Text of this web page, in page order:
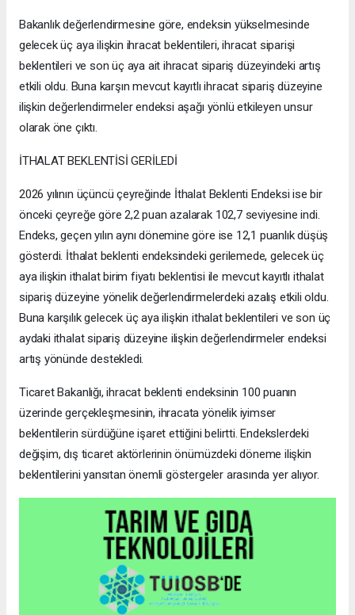
Bakanlık değerlendirmesine göre, endeksin yükselmesinde
gelecek üç aya ilişkin ihracat beklentileri, ihracat siparişi
beklentileri ve son üç aya ait ihracat sipariş düzeyindeki artış
etkili oldu. Buna karşın mevcut kayıtlı ihracat sipariş düzeyine
ilişkin değerlendirmeler endeksi aşağı yönlü etkileyen unsur
olarak öne çıktı.
İTHALAT BEKLENTİSİ GERİLEDİ
2026 yılının üçüncü çeyreğinde İthalat Beklenti Endeksi ise bir
önceki çeyreğe göre 2,2 puan azalarak 102,7 seviyesine indi.
Endeks, geçen yılın aynı dönemine göre ise 12,1 puanlık düşüş
gösterdi. İthalat beklenti endeksindeki gerilemede, gelecek üç
aya ilişkin ithalat birim fiyatı beklentisi ile mevcut kayıtlı ithalat
sipariş düzeyine yönelik değerlendirmelerdeki azalış etkili oldu.
Buna karşılık gelecek üç aya ilişkin ithalat beklentileri ve son üç
aydaki ithalat sipariş düzeyine ilişkin değerlendirmeler endeksi
artış yönünde destekledi.
Ticaret Bakanlığı, ihracat beklenti endeksinin 100 puanın
üzerinde gerçekleşmesinin, ihracata yönelik iyimser
beklentilerin sürdüğüne işaret ettiğini belirtti. Endekslerdeki
değişim, dış ticaret aktörlerinin önümüzdeki döneme ilişkin
beklentilerini yansıtan önemli göstergeler arasında yer alıyor.